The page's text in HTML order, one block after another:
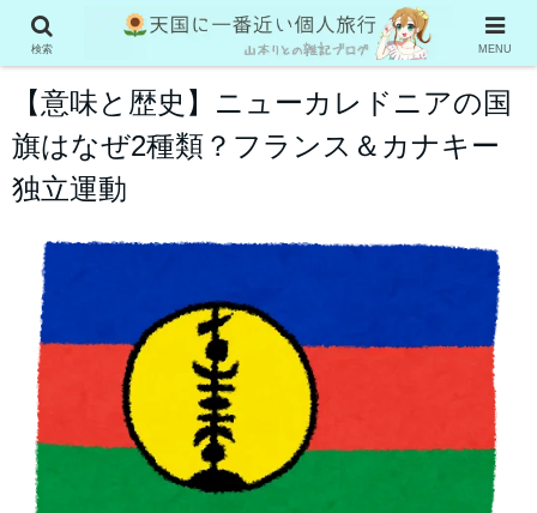
ニューカレドニア旅行
【意味と歴史】ニューカレドニアの国
旗はなぜ2種類？フランス＆カナキー
独立運動
検索 MENU